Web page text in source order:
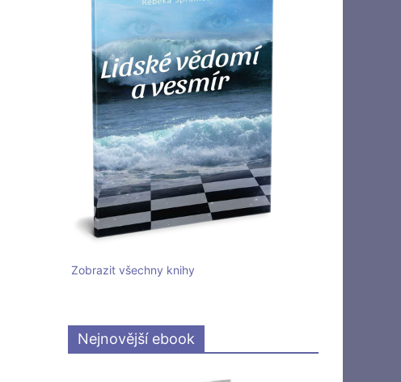
Zobrazit všechny knihy
Nejnovější ebook